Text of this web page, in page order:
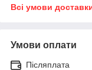
Всі умови
Умови оплати
Післяплата